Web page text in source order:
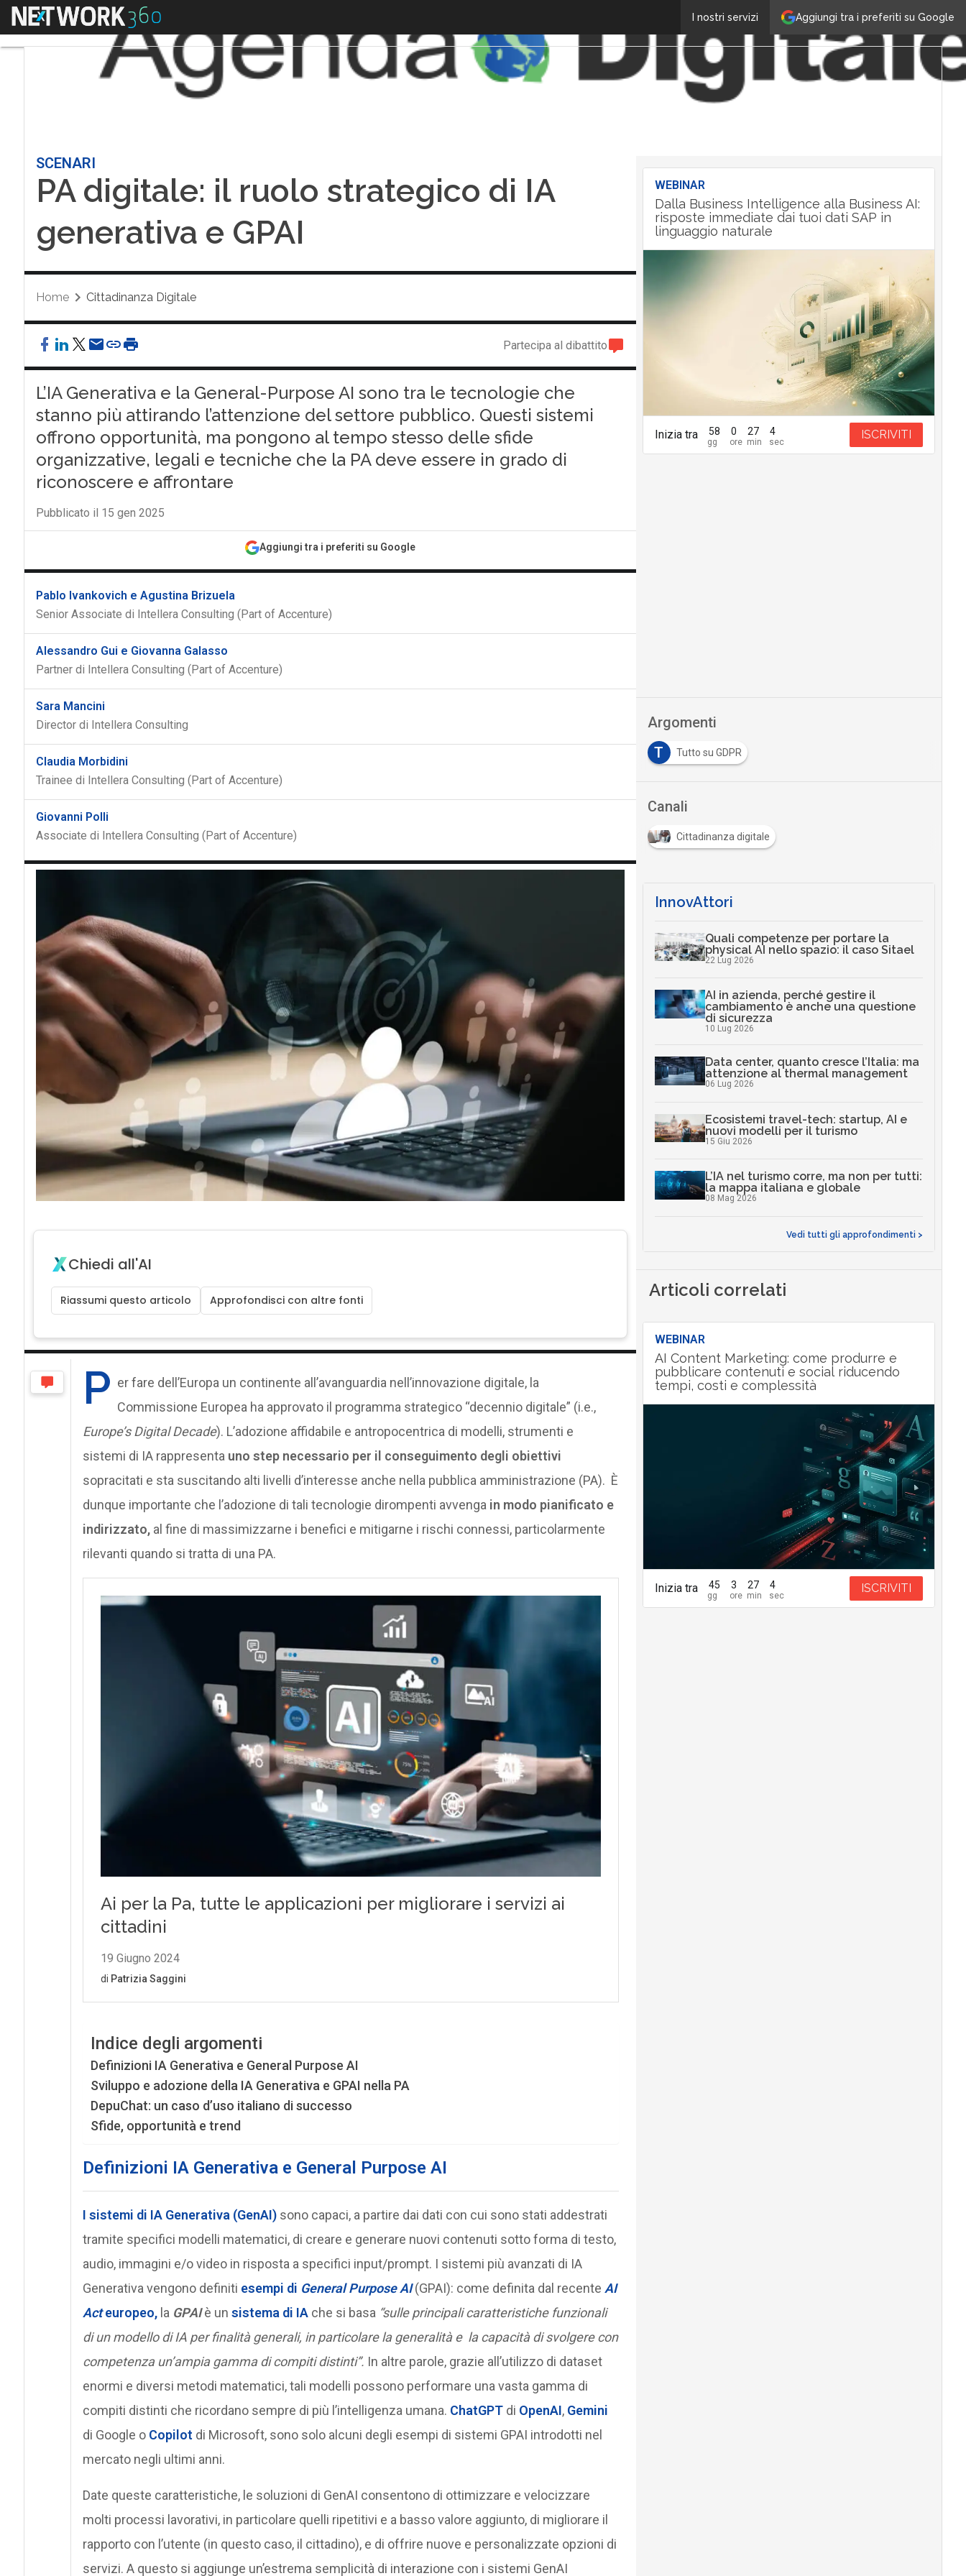
Aggiungi tra i preferiti su Google
I nostri servizi
Menu
SCENARI
PA digitale: il ruolo strategico di IA
generativa e GPAI
Home Cittadinanza Digitale
Partecipa al dibattito
L’IA Generativa e la General-Purpose AI sono tra le tecnologie che
stanno più attirando l’attenzione del settore pubblico. Questi sistemi
offrono opportunità, ma pongono al tempo stesso delle sfide
organizzative, legali e tecniche che la PA deve essere in grado di
riconoscere e affrontare
Pubblicato il 15 gen 2025
Aggiungi tra i preferiti su Google
Pablo Ivankovich e Agustina Brizuela
Senior Associate di Intellera Consulting (Part of Accenture)
Alessandro Gui e Giovanna Galasso
Partner di Intellera Consulting (Part of Accenture)
Sara Mancini
Director di Intellera Consulting
Claudia Morbidini
Trainee di Intellera Consulting (Part of Accenture)
Giovanni Polli
Associate di Intellera Consulting (Part of Accenture)
Chiedi all'AI
Riassumi questo articolo Approfondisci con altre fonti
P er fare dell’Europa un continente all’avanguardia nell’innovazione digitale, la
Commissione Europea ha approvato il programma strategico “decennio digitale” (i.e.,
Europe’s Digital Decade). L’adozione affidabile e antropocentrica di modelli, strumenti e
sistemi di IA rappresenta uno step necessario per il conseguimento degli obiettivi
sopracitati e sta suscitando alti livelli d’interesse anche nella pubblica amministrazione (PA). È
dunque importante che l’adozione di tali tecnologie dirompenti avvenga in modo pianificato e
indirizzato,al fine di massimizzarne i benefici e mitigarne i rischi connessi, particolarmente
rilevanti quando si tratta di una PA.
Indice degli argomenti
Definizioni IA Generativa e General Purpose AI
Sviluppo e adozione della IA Generativa e GPAI nella PA
DepuChat: un caso d’uso italiano di successo
Sfide, opportunità e trend
Definizioni IA Generativa e General Purpose AI
I sistemi di IA Generativa (GenAI)sono capaci, a partire dai dati con cui sono stati addestrati
tramite specifici modelli matematici, di creare e generare nuovi contenuti sotto forma di testo,
audio, immagini e/o video in risposta a specifici input/prompt. I sistemi più avanzati di IA
Generativa vengono definiti esempi di General Purpose AI(GPAI): come definita dal recente AI
Acteuropeo,la GPAIè un sistema di IAche si basa “sulle principali caratteristiche funzionali
di un modello di IA per finalità generali, in particolare la generalità e la capacità di svolgere con
competenza un’ampia gamma di compiti distinti”. In altre parole, grazie all’utilizzo di dataset
enormi e diversi metodi matematici, tali modelli possono performare una vasta gamma di
compiti distinti che ricordano sempre di più l’intelligenza umana. ChatGPT di OpenAI, Gemini
di Google o Copilot di Microsoft, sono solo alcuni degli esempi di sistemi GPAI introdotti nel
mercato negli ultimi anni.
Date queste caratteristiche, le soluzioni di GenAI consentono di ottimizzare e velocizzare
molti processi lavorativi, in particolare quelli ripetitivi e a basso valore aggiunto, di migliorare il
rapporto con l’utente (in questo caso, il cittadino), e di offrire nuove e personalizzate opzioni di
servizi. A questo si aggiunge un’estrema semplicità di interazione con i sistemi GenAI
WEBINAR
Dalla Business Intelligence alla Business AI:
risposte immediate dai tuoi dati SAP in
linguaggio naturale
Inizia tra 58 0 27 3 ISCRIVITI
Argomenti
T
Tutto su GDPR
Canali
Cittadinanza digitale
InnovAttori
Quali competenze per portare la
physical AI nello spazio: il caso Sitael
22 Lug 2026
AI in azienda, perché gestire il
cambiamento è anche una questione
di sicurezza
10 Lug 2026
Data center, quanto cresce l’Italia: ma
attenzione al thermal management
06 Lug 2026
Ecosistemi travel-tech: startup, AI e
nuovi modelli per il turismo
15 Giu 2026
L’IA nel turismo corre, ma non per tutti:
la mappa italiana e globale
08 Mag 2026
Vedi tutti gli approfondimenti >
Articoli correlati
WEBINAR
AI Content Marketing: come produrre e
pubblicare contenuti e social riducendo
tempi, costi e complessità
Inizia tra 45 3 27 3 ISCRIVITI